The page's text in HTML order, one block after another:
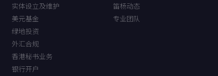
实体设立及维护
美元基金
绿地投资
外汇合规
香港秘书业务
银行开户
笛杨动态
专业团队